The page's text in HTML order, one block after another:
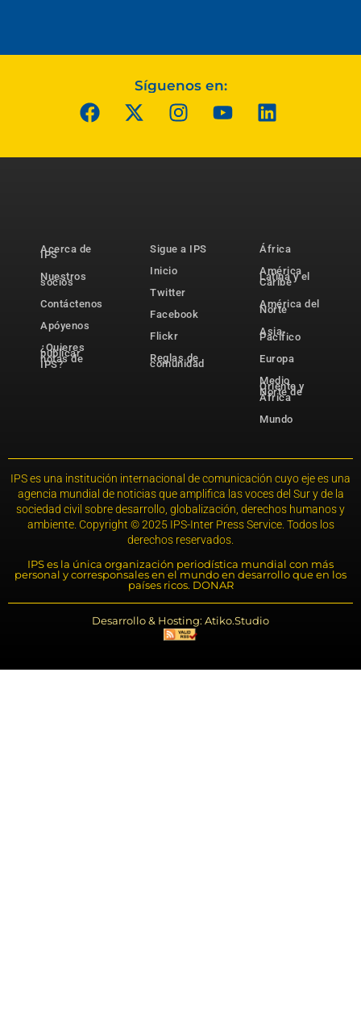
Síguenos en:
Acerca de
IPS
Nuestros
socios
Contáctenos
Apóyenos
¿Quieres
publicar
notas de
IPS?
Sigue a IPS
Inicio
Twitter
Facebook
Flickr
Reglas de
comunidad
África
América
Latina y el
Caribe
América del
Norte
Asia-
Pacífico
Europa
Medio
Oriente y
Norte de
África
Mundo
IPS es una institución internacional de comunicación cuyo eje es una
agencia mundial de noticias que amplifica las voces del Sur y de la
sociedad civil sobre desarrollo, globalización, derechos humanos y
ambiente. Copyright © 2025 IPS-Inter Press Service. Todos los
derechos reservados.
IPS es la única organización periodística mundial con más
personal y corresponsales en el mundo en desarrollo que en los
países ricos. DONAR
Desarrollo & Hosting: Atiko.Studio